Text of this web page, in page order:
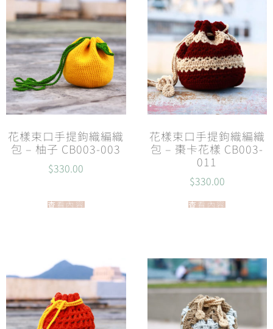
花樣束口手提鉤織編織
包 – 柚子 CB003-003
$330.00
查看內容
花樣束口手提鉤織編織
包 – 棗卡花樣 CB003-
011
$330.00
查看內容